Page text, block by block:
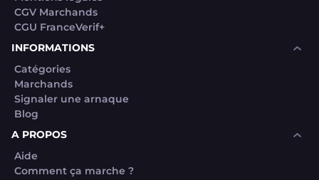
CGV Marchands
CGU FranceVerif+
INFORMATIONS
Catégories
Marchands
Signaler une arnaque
Blog
A PROPOS
Aide
Comment ça marche ?